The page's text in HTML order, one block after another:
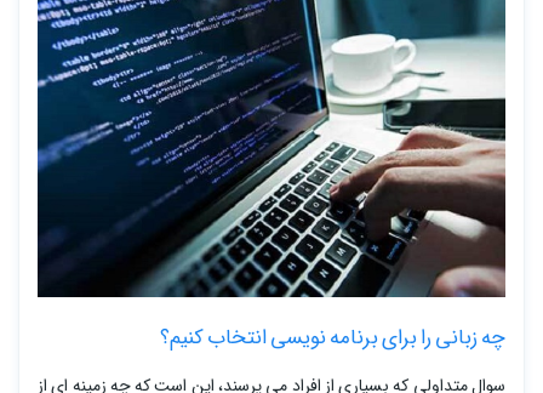
چه زبانی را برای برنامه نویسی انتخاب کنیم؟
سوال متداولی که بسیاری از افراد می پرسند، این است که چه زمینه ای از